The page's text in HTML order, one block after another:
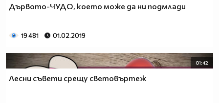
Дървото-ЧУДО, което може да ни подмлади
19 481 01.02.2019
01:42
Лесни съвети срещу световъртеж